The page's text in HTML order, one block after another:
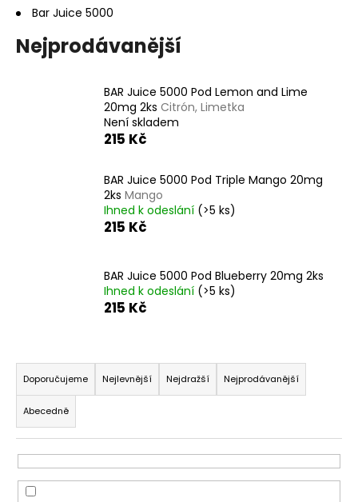
Bar Juice 5000
Nejprodávanější
BAR Juice 5000 Pod Lemon and Lime
20mg 2ks Citrón, Limetka
Není skladem
215 Kč
BAR Juice 5000 Pod Triple Mango 20mg
2ks Mango
Ihned k odeslání (>5 ks)
215 Kč
BAR Juice 5000 Pod Blueberry 20mg 2ks
Ihned k odeslání (>5 ks)
215 Kč
Ř
a
z
e
n
í
p
Doporučujeme Nejlevnější Nejdražší Nejprodávanější
Abecedně
p
o
r